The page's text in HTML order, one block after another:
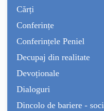
Cărți
Conferințe
Conferințele Peniel
Decupaj din realitate
Devoționale
Dialoguri
Dincolo de bariere -